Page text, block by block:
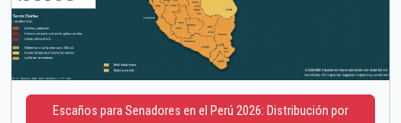
Escaños para Senadores en el Perú 2026: Distribución por